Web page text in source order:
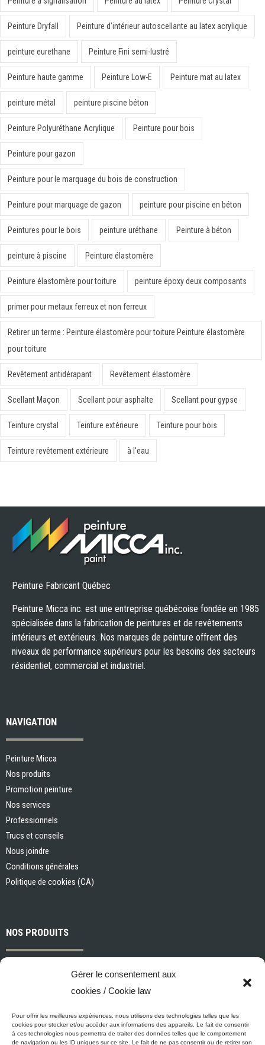
Gérer le consentement aux
cookies / Cookie law
Pour offrir les meilleures expériences, nous utilisons des technologies telles que les
cookies pour stocker et/ou accéder aux informations des appareils. Le fait de consentir
à ces technologies nous permettra de traiter des données telles que le comportement
de navigation ou les ID uniques sur ce site. Le fait de ne pas consentir ou de retirer son
Peinture Dryfall Peinture d’intérieur autoscellante au latex acrylique
peinture eurethane Peinture Fini semi-lustré
Peinture haute gamme Peinture Low-E Peinture mat au latex
peinture métal peinture piscine béton
Peinture Polyuréthane Acrylique Peinture pour bois
Peinture pour gazon
Peinture pour le marquage du bois de construction
Peinture pour marquage de gazon peinture pour piscine en béton
Peintures pour le bois peinture uréthane Peinture à béton
peinture à piscine Peinture élastomère
Peinture élastomère pour toiture peinture époxy deux composants
primer pour metaux ferreux et non ferreux
Retirer un terme : Peinture élastomère pour toiture Peinture élastomère
pour toiture
Revêtement antidérapant Revêtement élastomère
Scellant Maçon Scellant pour asphalte Scellant pour gypse
Teinture crystal Teinture extérieure Teinture pour bois
Teinture revêtement extérieure à l'eau
Peinture Fabricant Québec
Peinture Micca inc. est une entreprise québécoise fondée en 1985
spécialisée dans la fabrication de peintures et de revêtements
intérieurs et extérieurs. Nos marques de peinture offrent des
niveaux de performance supérieurs pour les besoins des secteurs
résidentiel, commercial et industriel.
NAVIGATION
Peinture Micca
Nos produits
Promotion peinture
Nos services
Professionnels
Trucs et conseils
Nous joindre
Conditions générales
Politique de cookies (CA)
NOS PRODUITS
Peintures et apprêts d’intérieur
Industriel, commercial et municipal
Nettoyage, préparation des surfaces et divers